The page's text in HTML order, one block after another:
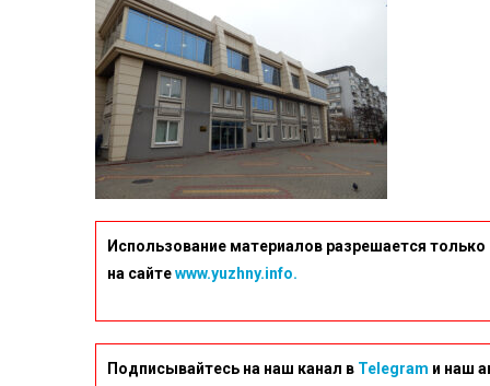
Использование материалов разрешается
на сайтеwww.yuzhny.info.
Подписывайтесь на наш канал в Telegram и наш